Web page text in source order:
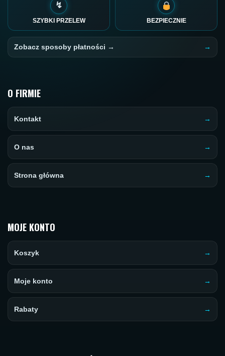
↯
SZYBKI PRZELEW BEZPIECZNIE
Zobacz sposoby płatności →
O FIRMIE
Kontakt
O nas
Strona główna
MOJE KONTO
Koszyk
Moje konto
Rabaty